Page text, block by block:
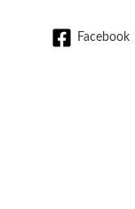
Facebook